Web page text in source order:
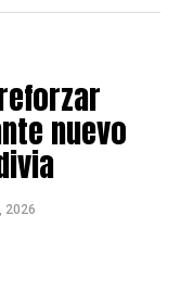
para responder
emergencia.
Alerta Amarilla
los distintos
prevenir un
los posibles
y el
nuevo
2026